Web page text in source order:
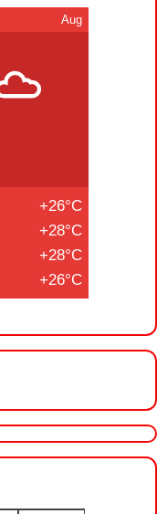
Aug
+26°C
+28°C
+28°C
+26°C